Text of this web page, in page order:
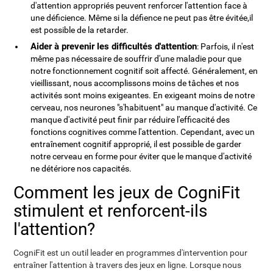
d'attention appropriés peuvent renforcer l'attention face à
une déficience. Même si la défience ne peut pas être évitée,il
est possible de la retarder.
Aider à prevenir les difficultés d'attention: Parfois, il n'est
même pas nécessaire de souffrir d'une maladie pour que
notre fonctionnement cognitif soit affecté. Généralement, en
vieillissant, nous accomplissons moins de tâches et nos
activités sont moins exigeantes. En exigeant moins de notre
cerveau, nos neurones "s'habituent" au manque d'activité. Ce
manque d'activité peut finir par réduire l'efficacité des
fonctions cognitives comme l'attention. Cependant, avec un
entraînement cognitif approprié, il est possible de garder
notre cerveau en forme pour éviter que le manque d'activité
ne détériore nos capacités.
Comment les jeux de CogniFit
stimulent et renforcent-ils
l'attention?
CogniFit est un outil leader en programmes d'intervention pour
entraîner l'attention à travers des jeux en ligne. Lorsque nous